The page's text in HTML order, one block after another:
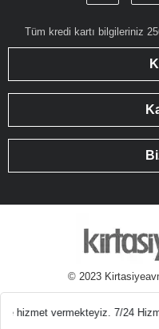
Tüm kredi kartı bilgileriniz
© 2023